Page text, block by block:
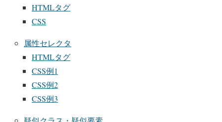
HTMLタグ
CSS
属性セレクタ
HTMLタグ
CSS例1
CSS例2
CSS例3